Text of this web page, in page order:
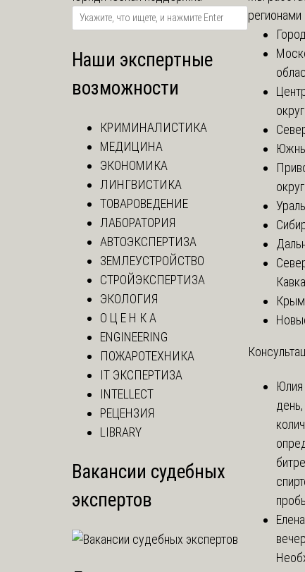
Наши экспертные
возможности
КРИМИНАЛИСТИКА
МЕДИЦИНА
ЭКОНОМИКА
ЛИНГВИСТИКА
ТОВАРОВЕДЕНИЕ
ЛАБОРАТОРИЯ
АВТОЭКСПЕРТИЗА
ЗЕМЛЕУСТРОЙСТВО
СТРОЙЭКСПЕРТИЗА
ЭКОЛОГИЯ
О Ц Е Н К А
ENGINEERING
ПОЖАРОТЕХНИКА
IT ЭКСПЕРТИЗА
INTELLECT
РЕЦЕНЗИЯ
LIBRARY
Вакансии судебных
экспертов
регионами
округ
округ
Юлия
Елена